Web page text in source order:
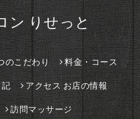
ン りせっと
のこだわり 料金・コース
アクセス お店の情報
訪問マッサージ